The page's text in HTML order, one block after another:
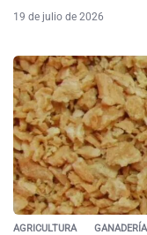
19 de julio de 2026
AGRICULTURA GANADERÍA